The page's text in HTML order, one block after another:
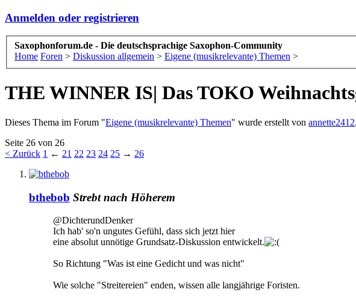
Anmelden oder registrieren
Saxophonforum.de - Die deutschsprachige Saxophon-Community
Home Foren > Diskussion allgemein > Eigene (musikrelevante) Themen >
THE WINNER IS| Das TOKO
Dieses Thema im Forum "Eigene (musikrelevante) Themen" wurde erstellt von annette2412,
Seite 26 von 26
< Zurück 1 ← 21 22 23 24 25 → 26
bthebob Strebt nach Höherem
@DichterundDenker
Ich hab' so'n ungutes Gefühl, dass sich jetzt hier
eine absolut unnötige Grundsatz-Diskussion entwickelt.
So Richtung "Was ist eine Gedicht und was nicht"
Wie solche "Streitereien" enden, wissen alle langjährige Foristen.